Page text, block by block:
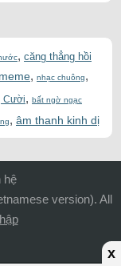
, căng thẳng hồi
, nhạc chuông,
Cười, bất ngờ ngạc
, âm thanh kinh dị
hệ
version). All
x